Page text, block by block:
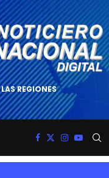
REGIONES